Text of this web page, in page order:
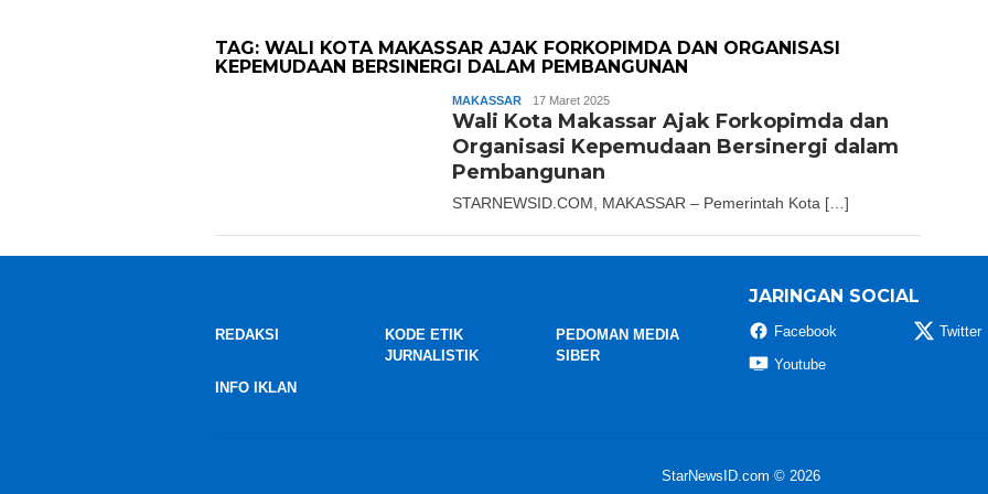
TAG: WALI KOTA MAKASSAR AJAK FORKOPIMDA DAN ORGANISASI
KEPEMUDAAN BERSINERGI DALAM PEMBANGUNAN
MAKASSAR Andika
17 Maret 2025
Wali Kota Makassar Ajak Forkopimda dan
Organisasi Kepemudaan Bersinergi dalam
Pembangunan
STARNEWSID.COM, MAKASSAR – Pemerintah Kota […]
REDAKSI
KODE ETIK
JURNALISTIK
PEDOMAN MEDIA
SIBER
INFO IKLAN
JARINGAN SOCIAL
Facebook Twitter
Youtube
StarNewsID.com © 2026